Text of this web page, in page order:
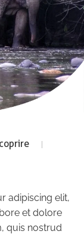
adipiscing elit,
et dolore
quis nostrud